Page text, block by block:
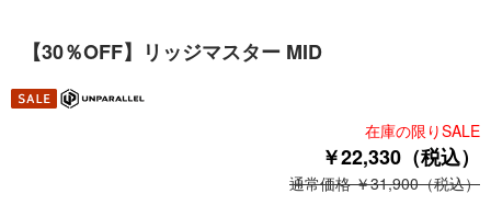
【30％OFF】リッジマスター MID
在庫の限りSALE
￥22,330（税込）
通常価格 ￥31,900（税込）